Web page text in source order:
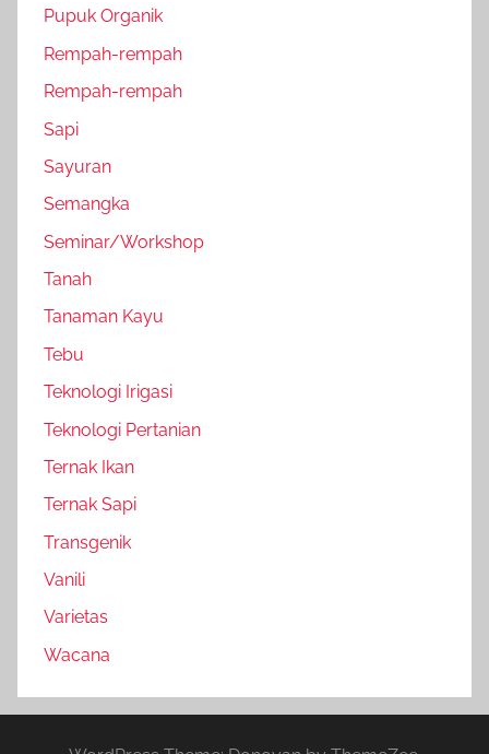
Pupuk Organik
Rempah-rempah
Rempah-rempah
Sapi
Sayuran
Semangka
Seminar/Workshop
Tanah
Tanaman Kayu
Tebu
Teknologi Irigasi
Teknologi Pertanian
Ternak Ikan
Ternak Sapi
Transgenik
Vanili
Varietas
Wacana